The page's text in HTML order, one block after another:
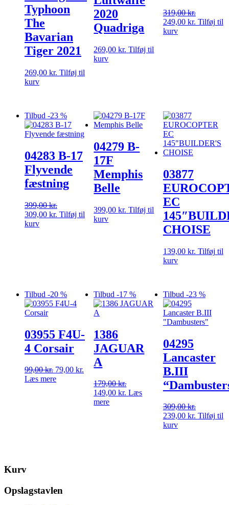
Typhoon
The
Bavarian
Tiger 2021
269,00 kr. Tilføj til
kurv
2020
Quadriga
269,00kr. Tilføj til
kurv
319,00kr.
Den
oprindelige
249,00 kr. Den
Tilføj til
kurv
Tilbud -23 %
04283 B-17
Flyvende
fæstning
399,00kr.
Den
oprindelige
309,00 kr. Den
Tilføj til
kurv
04279 B-
17F
Memphis
Belle
399,00kr. Tilføj til
kurv
03877
EC
CHOISE
139,00 kr. Tilføj til
kurv
Tilbud -20 %
03955 F4U-
4 Corsair
99,00kr. Den
oprindelige
79,00 kr. Den
aktuelle
pris
79,00 kr..
Læs mere
Tilbud -17 %
1386
JAGUAR
A
179,00kr.
Den
oprindelige
149,00kr. Den
Læs
mere
Tilbud -23 %
04295
Lancaster
B.III
309,00kr.
Den
oprindelige
239,00 kr.Den
Tilføj til
kurv
Kurv
Opslagstavlen